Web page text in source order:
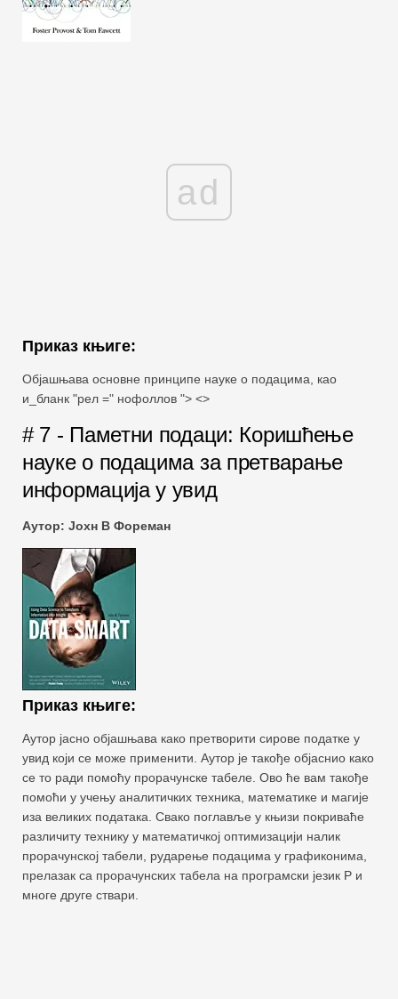
ad
Приказ књиге:
Објашњава основне принципе науке о подацима, као
и_бланк "рел =" нофоллов "> <>
# 7 - Паметни подаци: Коришћење
науке о подацима за претварање
информација у увид
Аутор: Јохн В Фореман
Приказ књиге:
Аутор јасно објашњава како претворити сирове податке у
увид који се може применити. Аутор је такође објаснио како
се то ради помоћу прорачунске табеле. Ово ће вам такође
помоћи у учењу аналитичких техника, математике и магије
иза великих података. Свако поглавље у књизи покриваће
различиту технику у математичкој оптимизацији налик
прорачунској табели, рударење подацима у графиконима,
прелазак са прорачунских табела на програмски језик Р и
многе друге ствари.